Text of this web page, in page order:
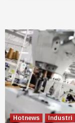
Hotnews
Industri